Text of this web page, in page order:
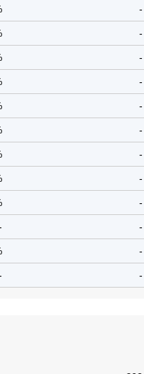
-
-
-
-
-
-
-
-
-
-
-
-